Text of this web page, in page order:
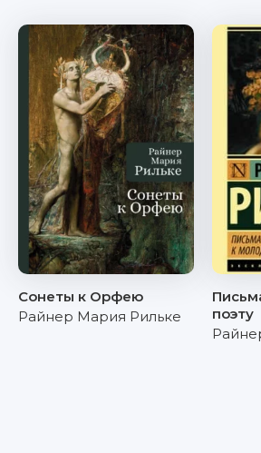
Сонеты к Орфею
Райнер Мария Рильке
поэту